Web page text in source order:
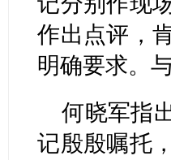
作出点评，
明确要求。
何晓军指
记殷殷嘱托